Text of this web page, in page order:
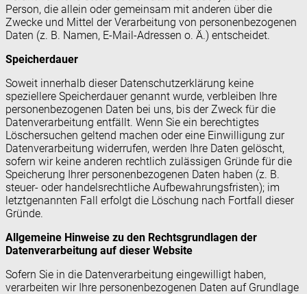
Person, die allein oder gemeinsam mit anderen über die
Zwecke und Mittel der Verarbeitung von personenbezogenen
Daten (z. B. Namen, E-Mail-Adressen o. Ä.) entscheidet.
Speicherdauer
Soweit innerhalb dieser Datenschutzerklärung keine
speziellere Speicherdauer genannt wurde, verbleiben Ihre
personenbezogenen Daten bei uns, bis der Zweck für die
Datenverarbeitung entfällt. Wenn Sie ein berechtigtes
Löschersuchen geltend machen oder eine Einwilligung zur
Datenverarbeitung widerrufen, werden Ihre Daten gelöscht,
sofern wir keine anderen rechtlich zulässigen Gründe für die
Speicherung Ihrer personenbezogenen Daten haben (z. B.
steuer- oder handelsrechtliche Aufbewahrungsfristen); im
letztgenannten Fall erfolgt die Löschung nach Fortfall dieser
Gründe.
Allgemeine Hinweise zu den Rechtsgrundlagen der
Datenverarbeitung auf dieser Website
Sofern Sie in die Datenverarbeitung eingewilligt haben,
verarbeiten wir Ihre personenbezogenen Daten auf Grundlage